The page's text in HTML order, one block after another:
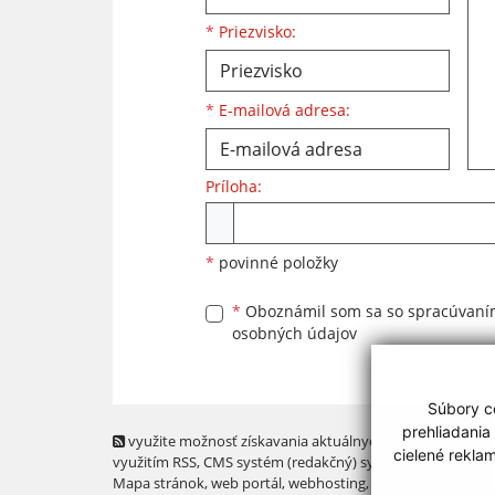
Súbory
cielené
* Priezvisko:
* E-mailová adresa:
Príloha:
* povinné položky
* Oboznámil som sa so
osobných údajov
využite možnosť získavania aktuálnych informácií s
využitím RSS, CMS systém (redakčný) systém ECHELON 2,
Mapa stránok,web portál,webhosting,